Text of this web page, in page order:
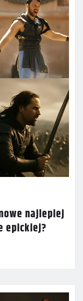
najlepiej
epickiej?